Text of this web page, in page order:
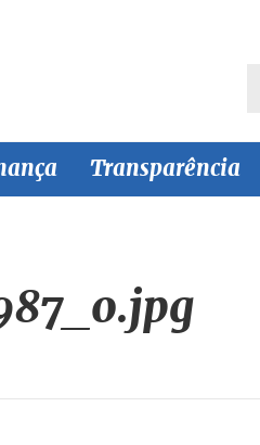
Transparência